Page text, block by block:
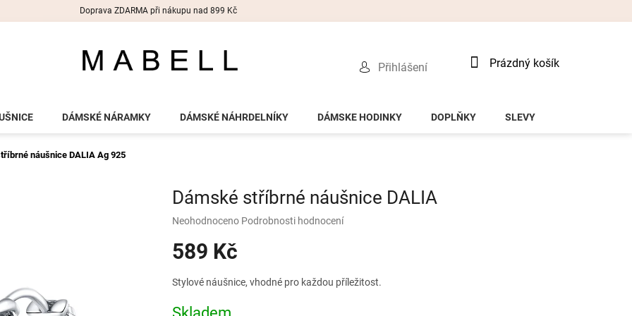
Doprava ZDARMA při nákupu nad 899 Kč
Přihlášení
Nákupní
Prázdný košík
DÁMSKÉ NÁRAMKY DÁMSKÉ NÁHRDELNÍKY DÁMSKE HODINKY DOPLŇKY SLEVY
náušnice DALIA Ag 925
Dámské stříbrné náušnice DALIA
Průměrné
produktu
je
z
Neohodnoceno Podrobnosti hodnocení
589 Kč
cena:
Stylové náušnice, vhodné pro každou příležitost.